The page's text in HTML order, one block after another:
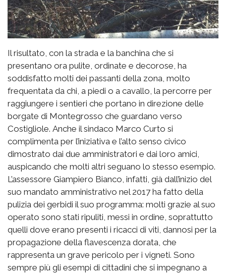
Il risultato, con la strada e la banchina che si
presentano ora pulite, ordinate e decorose, ha
soddisfatto molti dei passanti della zona, molto
frequentata da chi, a piedi o a cavallo, la percorre per
raggiungere i sentieri che portano in direzione delle
borgate di Montegrosso che guardano verso
Costigliole. Anche il sindaco Marco Curto si
complimenta per l’iniziativa e l’alto senso civico
dimostrato dai due amministratori e dai loro amici,
auspicando che molti altri seguano lo stesso esempio.
L’assessore Giampiero Bianco, infatti, già dall’inizio del
suo mandato amministrativo nel 2017 ha fatto della
pulizia dei gerbidi il suo programma: molti grazie al suo
operato sono stati ripuliti, messi in ordine, soprattutto
quelli dove erano presenti i ricacci di viti, dannosi per la
propagazione della flavescenza dorata, che
rappresenta un grave pericolo per i vigneti. Sono
sempre più gli esempi di cittadini che si impegnano a